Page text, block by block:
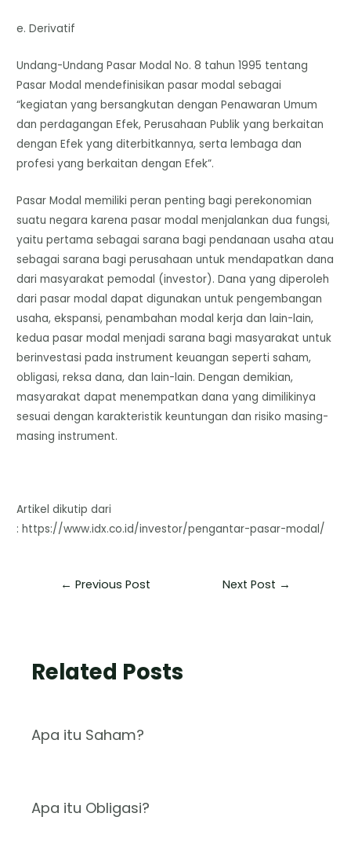
e. Derivatif
Undang-Undang Pasar Modal No. 8 tahun 1995 tentang
Pasar Modal mendefinisikan pasar modal sebagai
“kegiatan yang bersangkutan dengan Penawaran Umum
dan perdagangan Efek, Perusahaan Publik yang berkaitan
dengan Efek yang diterbitkannya, serta lembaga dan
profesi yang berkaitan dengan Efek”.
Pasar Modal memiliki peran penting bagi perekonomian
suatu negara karena pasar modal menjalankan dua fungsi,
yaitu pertama sebagai sarana bagi pendanaan usaha atau
sebagai sarana bagi perusahaan untuk mendapatkan dana
dari masyarakat pemodal (investor). Dana yang diperoleh
dari pasar modal dapat digunakan untuk pengembangan
usaha, ekspansi, penambahan modal kerja dan lain-lain,
kedua pasar modal menjadi sarana bagi masyarakat untuk
berinvestasi pada instrument keuangan seperti saham,
obligasi, reksa dana, dan lain-lain. Dengan demikian,
masyarakat dapat menempatkan dana yang dimilikinya
sesuai dengan karakteristik keuntungan dan risiko masing-
masing instrument.
Artikel dikutip dari
: https://www.idx.co.id/investor/pengantar-pasar-modal/
← Previous Post Next Post →
Related Posts
Apa itu Saham?
Apa itu Obligasi?